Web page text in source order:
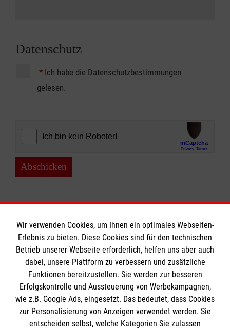
Datenschutz
* Ich habe die Datenschutzbestimmungen
gelesen.
Abschicken
Informationen
Impressum
Datenschutz
Barrierefreiheit
Die Malteser
Wir verwenden Cookies, um Ihnen ein optimales Webseiten-
Erlebnis zu bieten. Diese Cookies sind für den technischen
Betrieb unserer Webseite erforderlich, helfen uns aber auch
dabei, unsere Plattform zu verbessern und zusätzliche
Funktionen bereitzustellen. Sie werden zur besseren
Erfolgskontrolle und Aussteuerung von Werbekampagnen,
wie z.B. Google Ads, eingesetzt. Das bedeutet, dass Cookies
zur Personalisierung von Anzeigen verwendet werden. Sie
entscheiden selbst, welche Kategorien Sie zulassen